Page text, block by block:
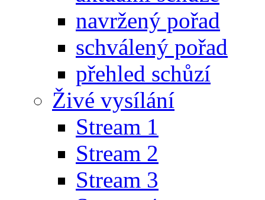
navržený pořad
schválený pořad
přehled schůzí
Živé vysílání
Stream 1
Stream 2
Stream 3